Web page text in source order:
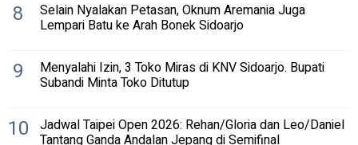
8 Selain Nyalakan Petasan, Oknum Aremania Juga
Lempari Batu ke Arah Bonek Sidoarjo
9 Menyalahi Izin, 3 Toko Miras di KNV Sidoarjo. Bupati
Subandi Minta Toko Ditutup
10 Jadwal Taipei Open 2026: Rehan/Gloria dan Leo/Daniel
Tantang Ganda Andalan Jepang di Semifinal